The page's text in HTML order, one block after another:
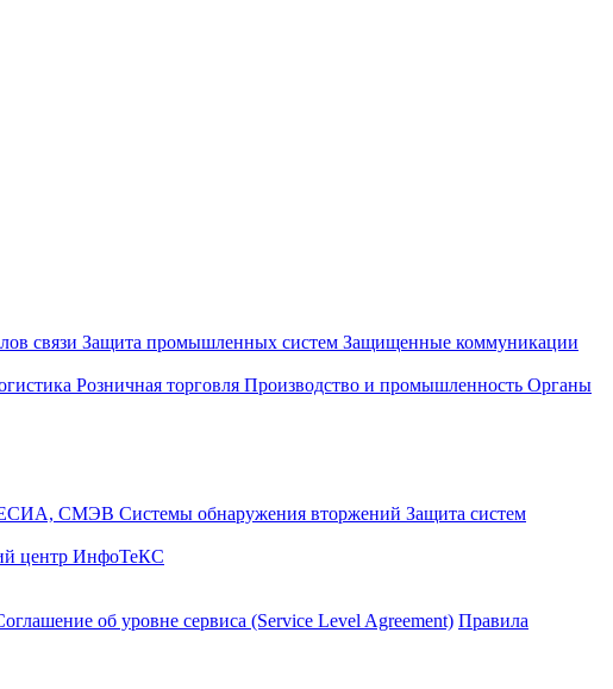
связи Защита промышленных систем Защищенные коммуникации
Розничная торговля Производство и промышленность Органы
ЕСИА, СМЭВ Системы обнаружения вторжений Защита систем
центр ИнфоТеКС
об уровне сервиса (Service Level Agreement) Правила